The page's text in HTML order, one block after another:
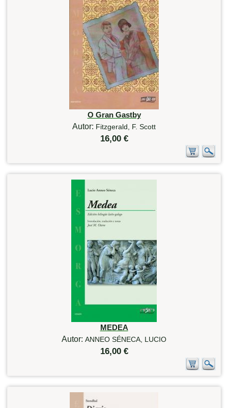
O Gran Gastby
Autor: Fitzgerald, F. Scott
16,00 €
MEDEA
Autor: ANNEO SÉNECA, LUCIO
16,00 €